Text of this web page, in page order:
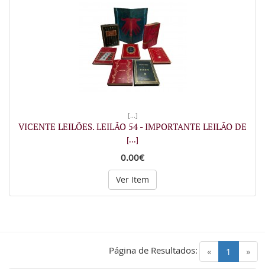
[...]
VICENTE LEILÕES. LEILÃO 54 - IMPORTANTE LEILÃO DE
[...]
0.00€
Ver Item
« 1 (current)
»
Página de Resultados: